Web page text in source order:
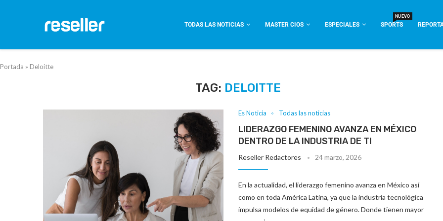
TODAS LAS NOTICIAS MASTER CIOS ESPECIALES SPORTS
NUEVO
Portada » Deloitte
TAG: DELOITTE
Es Noticia Todas las noticias
LIDERAZGO FEMENINO AVANZA EN MÉXICO
DENTRO DE LA INDUSTRIA DE TI
Reseller Redactores 24 marzo, 2026
En la actualidad, el liderazgo femenino avanza en México así
como en toda América Latina, ya que la industria tecnológica
impulsa modelos de equidad de género. Donde tienen mayor